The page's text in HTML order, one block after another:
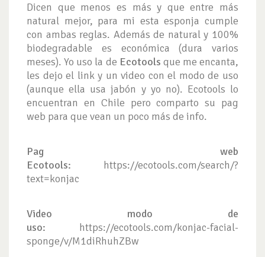
Dicen que menos es más y que entre más
natural mejor, para mi esta esponja cumple
con ambas reglas. Además de natural y 100%
biodegradable es económica (dura varios
meses). Yo uso la de Ecotools que me encanta,
les dejo el link y un video con el modo de uso
(aunque ella usa jabón y yo no). Ecotools lo
encuentran en Chile pero comparto su pag
web para que vean un poco más de info.
Pag web
Ecotools: https://ecotools.com/search/?
text=konjac
Video modo de
uso: https://ecotools.com/konjac-facial-
sponge/v/M1diRhuhZBw